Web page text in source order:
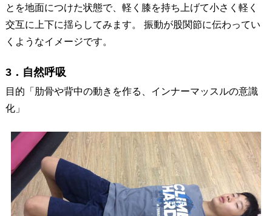
とを地面につけた状態で、軽く膝を持ち上げて小さく軽く
交互に上下に揺らしてみます。 振動が股関節に伝わってい
くようなイメージです。
3．自然呼吸
目的「肋骨や背中の動きを作る、インナーマッスルの意識
化」